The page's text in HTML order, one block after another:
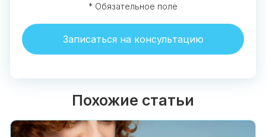
* Обязательное поле
Записаться на консультацию
Похожие статьи